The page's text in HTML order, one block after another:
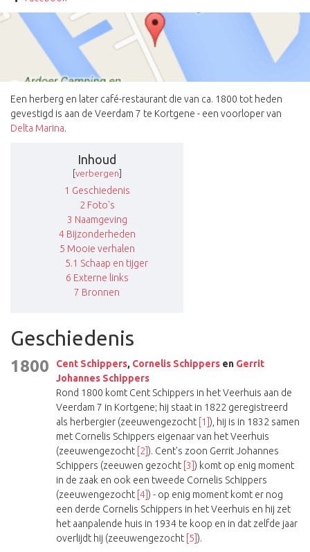
Een herberg en later café-restaurant die van ca. 1800 tot heden
gevestigd is aan de Veerdam 7 te Kortgene - een voorloper van
Delta Marina.
Inhoud
verbergen
1 Geschiedenis
2 Foto's
3 Naamgeving
4 Bijzonderheden
5 Mooie verhalen
5.1 Schaap en tijger
6 Externe links
7 Bronnen
Geschiedenis
1800 Cent Schippers, Cornelis Schippers en Gerrit
Johannes Schippers
Rond 1800 komt Cent Schippers in het Veerhuis aan de
Veerdam 7 in Kortgene; hij staat in 1822 geregistreerd
als herbergier (zeeuwengezocht [1] ), hij is in 1832 samen
met Cornelis Schippers eigenaar van het Veerhuis
(zeeuwengezocht [2] ). Cent's zoon Gerrit Johannes
Schippers (zeeuwen gezocht [3] ) komt op enig moment
in de zaak en ook een tweede Cornelis Schippers
(zeeuwengezocht [4] ) - op enig moment komt er nog
een derde Cornelis Schippers in het Veerhuis en hij zet
het aanpalende huis in 1934 te koop en in dat zelfde jaar
overlijdt hij (zeeuwengezocht [5] ).